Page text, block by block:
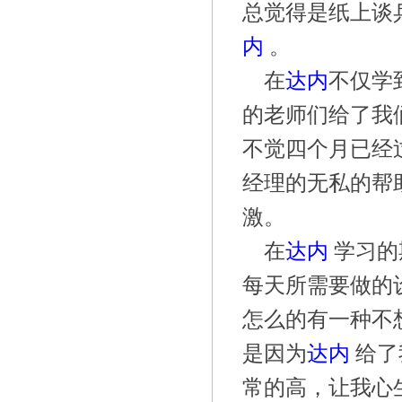
总觉得是纸上谈
内 。
在达内不仅学
的老师们给了我
不觉四个月已经
经理的无私的帮
激。
在达内 学习
每天所需要做的
怎么的有一种不
是因为达内 给
常的高，让我心